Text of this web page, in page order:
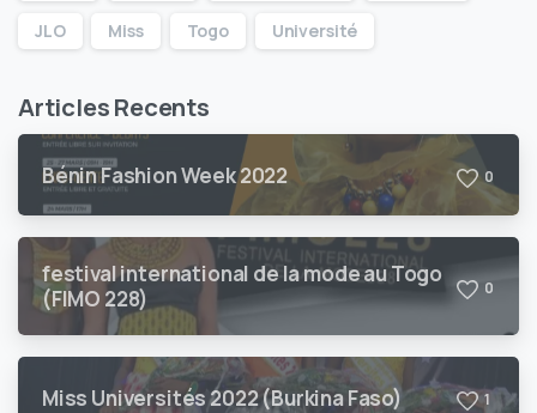
JLO Miss Togo Université
Articles Recents
Bénin Fashion Week 2022 0
festival international de la mode au Togo
(FIMO 228)
0
Miss Universités 2022 (Burkina Faso) 1